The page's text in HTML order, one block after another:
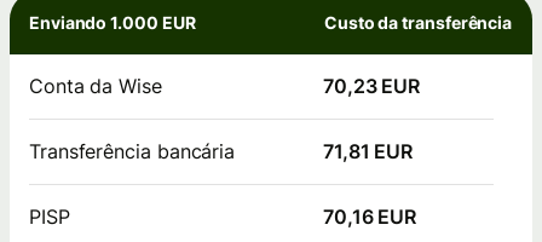
Enviando 1.000 EUR Custo da transferência
Conta da Wise 70,23 EUR
Transferência bancária 71,81 EUR
PISP 70,16 EUR